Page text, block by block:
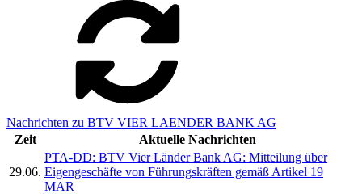
Nachrichten zu BTV VIER LAENDER BANK AG
Zeit
Aktuelle Nachrichten
29.06.
PTA-DD: BTV Vier Länder Bank AG: Mitteilung über
Eigengeschäfte von Führungskräften gemäß Artikel 19
MAR